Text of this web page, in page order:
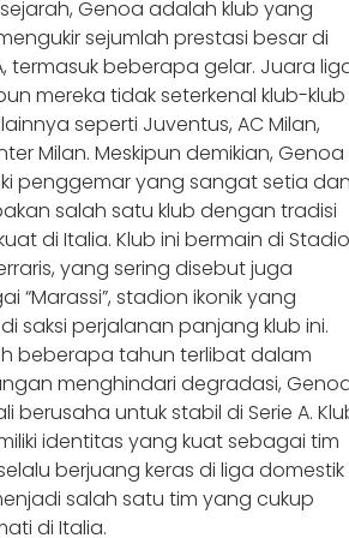
Genoa adalah klub yang
sejumlah prestasi besar di
termasuk beberapa gelar. Juara
mereka tidak seterkenal klub-klub
seperti Juventus, AC Milan,
Milan. Meskipun demikian, Genoa
penggemar yang sangat setia dan
salah satu klub dengan tradisi
di Italia. Klub ini bermain di Stadio
yang sering disebut juga
“Marassi”, stadion ikonik yang
saksi perjalanan panjang klub ini.
beberapa tahun terlibat dalam
menghindari degradasi,
berusaha untuk stabil di Serie A.
identitas yang kuat sebagai tim
berjuang keras di liga domestik
salah satu tim yang cukup
di Italia.